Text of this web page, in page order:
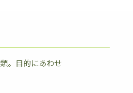
。目的にあわせ